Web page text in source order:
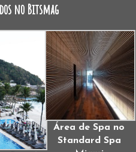
no Bitsmag
Área de Spa no
Standard Spa